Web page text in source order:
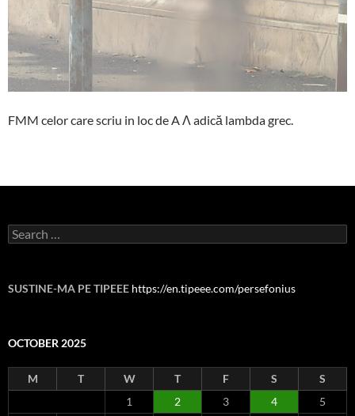
FMM celor care scriu in loc de A Λ adică lambda grec.
Search
for:
SUSTINE-MA PE TIPEEE https://en.tipeee.com/persefonius
OCTOBER 2025
M T W T F S
S
1
2 3 4
5